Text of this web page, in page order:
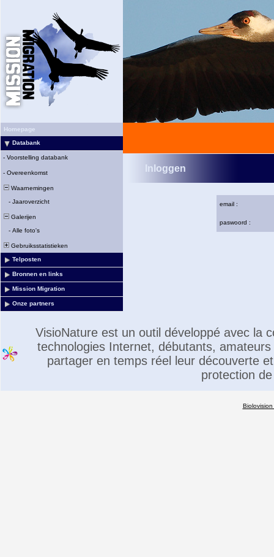
Homepage
Databank
- Voorstelling databank
- Overeenkomst
Waarnemingen
- Jaaroverzicht
Galerijen
- Alle foto's
Gebruiksstatistieken
Telposten
Bronnen en links
Mission Migration
Onze partners
Inloggen
email :
paswoord :
VisioNature est un outil développé avec la
technologies Internet, débutants,
partager en temps réel leur découverte
protection
Biolovision